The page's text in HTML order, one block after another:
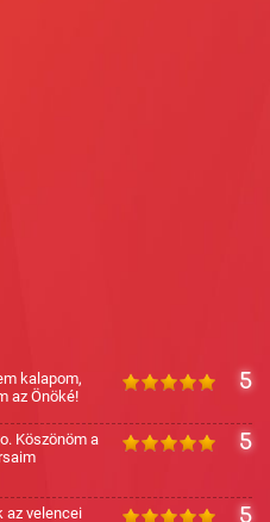
5
kalapom,
az Önöké!
5
Köszönöm a
5
az velencei